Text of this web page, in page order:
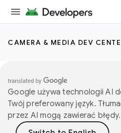
CAMERA & MEDIA DEV
Google używa technologii AI
Twój preferowany język.
przez AI mogą zawierać błędy.